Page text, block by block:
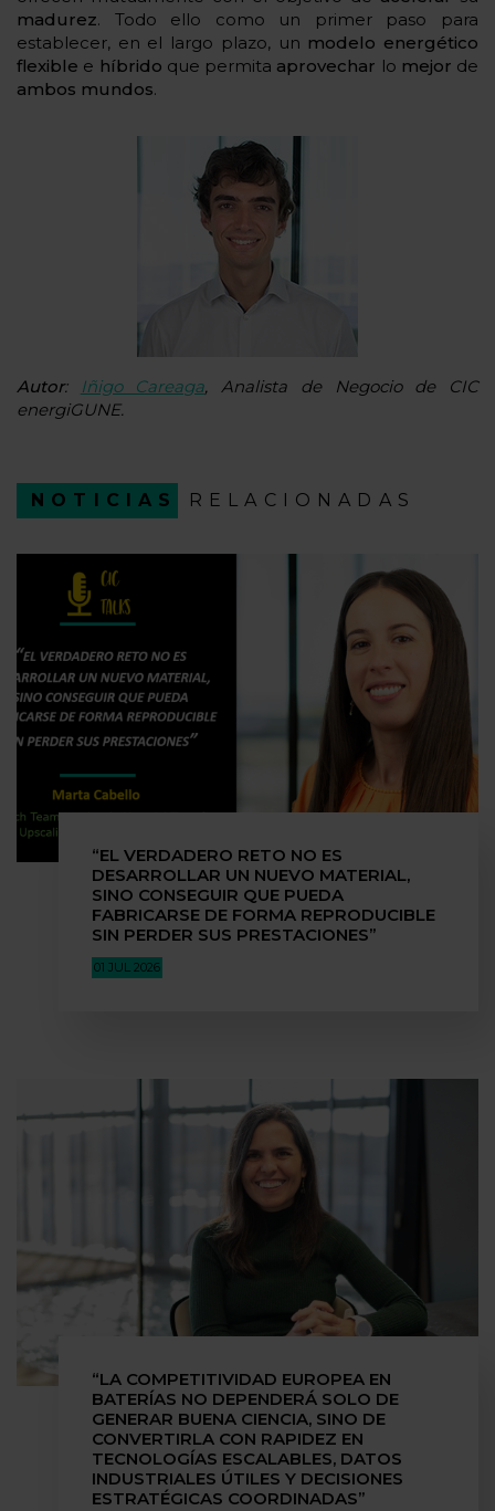
madurez. Todo ello como un primer paso para
establecer, en el largo plazo, un modelo energético
flexible e híbrido que permita aprovechar lo mejor de
ambos mundos.
Autor: Iñigo Careaga, Analista de Negocio de CIC
energiGUNE.
NOTICIAS RELACIONADAS
“EL VERDADERO RETO NO ES
DESARROLLAR UN NUEVO MATERIAL,
SINO CONSEGUIR QUE PUEDA
FABRICARSE DE FORMA REPRODUCIBLE
SIN PERDER SUS PRESTACIONES”
01 JUL 2026
“LA COMPETITIVIDAD EUROPEA EN
BATERÍAS NO DEPENDERÁ SOLO DE
GENERAR BUENA CIENCIA, SINO DE
CONVERTIRLA CON RAPIDEZ EN
TECNOLOGÍAS ESCALABLES, DATOS
INDUSTRIALES ÚTILES Y DECISIONES
ESTRATÉGICAS COORDINADAS”